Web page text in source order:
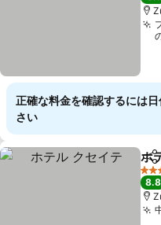
正確な料金を確認するには
さい
シ
ホ
3 ホ
8.8